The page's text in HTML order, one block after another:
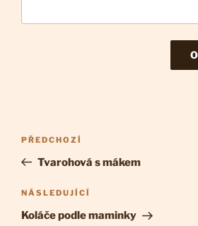
Navigace
pro
příspěvek
Předchozí
příspěvek
PŘEDCHOZÍ
Tvarohová s mákem
Následující
příspěvek
NÁSLEDUJÍCÍ
Koláče podle maminky